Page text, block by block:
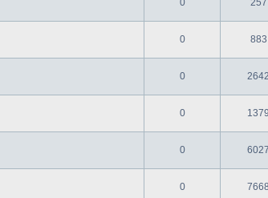
0 883
0 2642
0 1379
0 6027
0 7668